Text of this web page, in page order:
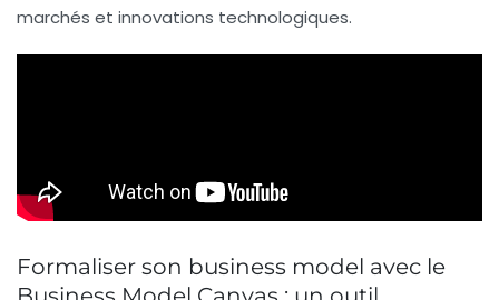
marchés et innovations technologiques.
Formaliser son business model avec le